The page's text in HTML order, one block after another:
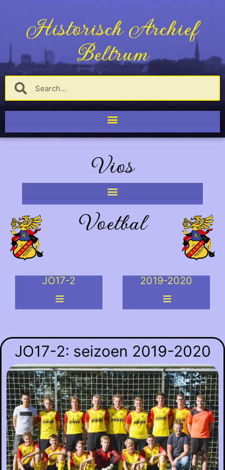
Historisch Archief
Beltrum
Vios
Voetbal
JO17-2 2019-2020
JO17-2: seizoen 2019-2020